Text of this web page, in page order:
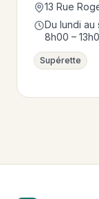
13 Rue
Du lundi au
8h00 –
Supérette